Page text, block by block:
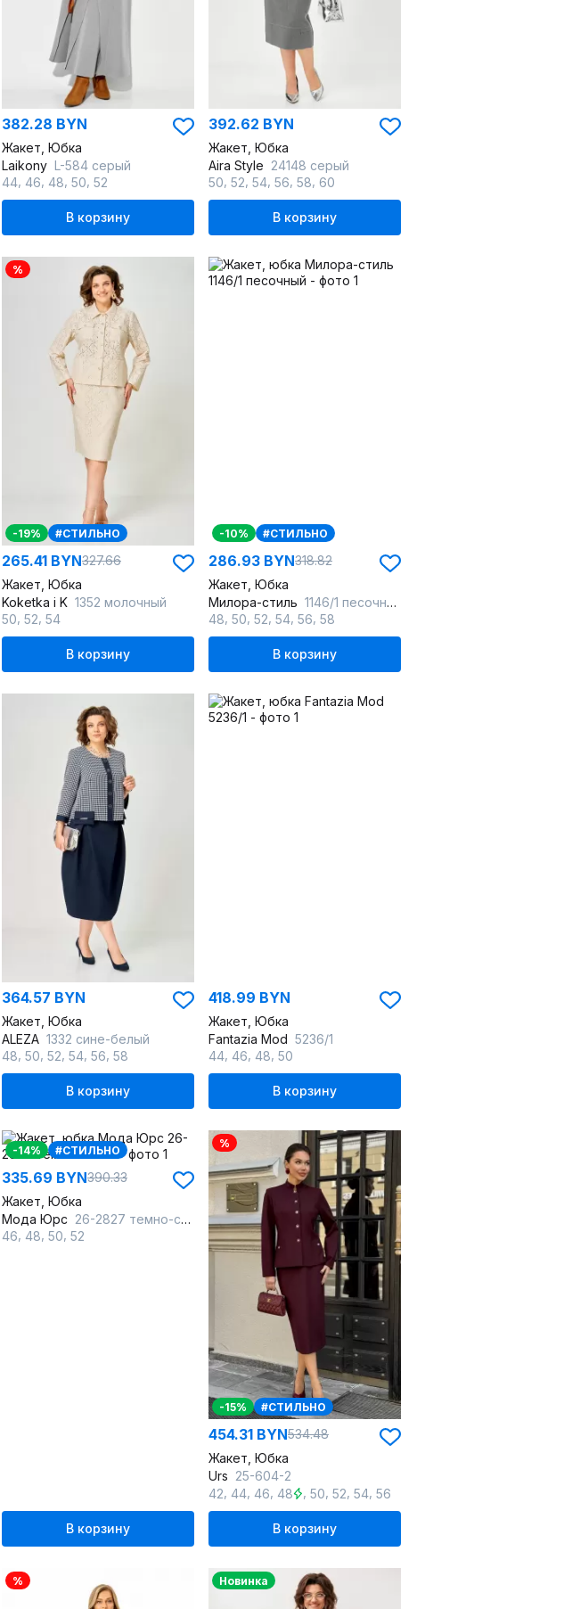
382.28 BYN
Жакет, Юбка
Laikony L-584 серый
44 46 48 50 52
В корзину
392.62 BYN
Жакет, Юбка
Aira Style 24148 серый
50 52 54 56 58 60
В корзину
%
-19% #СТИЛЬНО
265.41 BYN327.66
Жакет, Юбка
Koketka i K 1352 молочный
50 52 54
В корзину
-10% #СТИЛЬНО
286.93 BYN318.82
Жакет, Юбка
Милора-стиль 1146/1 песочный
48 50 52 54 56 58
В корзину
364.57 BYN
Жакет, Юбка
ALEZA 1332 сине-белый
48 50 52 54 56 58
В корзину
418.99 BYN
Жакет, Юбка
Fantazia Mod 5236/1
44 46 48 50
В корзину
-14% #СТИЛЬНО
335.69 BYN390.33
Жакет, Юбка
Мода Юрс 26-2827 темно-синий
46 48 50 52
В корзину
%
-15% #СТИЛЬНО
454.31 BYN534.48
Жакет, Юбка
Urs 25-604-2
42 44 46 48 ,50 ,52 ,54 ,56
В корзину
% Новинка